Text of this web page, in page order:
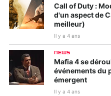
Call of Duty :
d'un aspect de
meilleur)
Il y a 4 ans
NEWS
Mafia 4 se
événements du
émergent
Il y a 4 ans